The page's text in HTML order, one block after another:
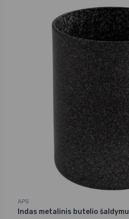
APS
Indas metalinis butelio šaldymui